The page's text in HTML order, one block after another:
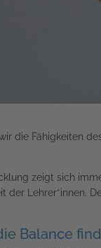
die Fähigkeiten
zeigt sich
der Lehrer*innen.
Balance